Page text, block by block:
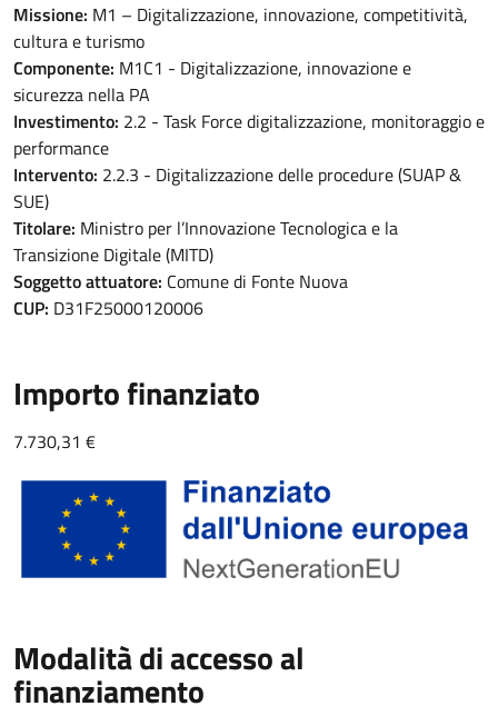
Missione: M1 – Digitalizzazione, innovazione, competitività,
cultura e turismo
Componente: M1C1 - Digitalizzazione, innovazione e
sicurezza nella PA
Investimento: 2.2 - Task Force digitalizzazione, monitoraggio e
performance
Intervento: 2.2.3 - Digitalizzazione delle procedure (SUAP &
SUE)
Titolare: Ministro per l’Innovazione Tecnologica e la
Transizione Digitale (MITD)
Soggetto attuatore: Comune di Fonte Nuova
CUP: D31F25000120006
Importo finanziato
7.730,31 €
Modalità di accesso al
finanziamento